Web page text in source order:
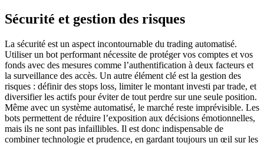
Sécurité et gestion des risques
La sécurité est un aspect incontournable du trading automatisé.
Utiliser un bot performant nécessite de protéger vos comptes et vos
fonds avec des mesures comme l’authentification à deux facteurs et
la surveillance des accès. Un autre élément clé est la gestion des
risques : définir des stops loss, limiter le montant investi par trade, et
diversifier les actifs pour éviter de tout perdre sur une seule position.
Même avec un système automatisé, le marché reste imprévisible. Les
bots permettent de réduire l’exposition aux décisions émotionnelles,
mais ils ne sont pas infaillibles. Il est donc indispensable de
combiner technologie et prudence, en gardant toujours un œil sur les